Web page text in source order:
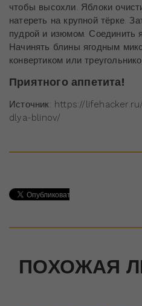
чтобы высохли. Яблоки
натереть на крупной тёрке.
пудрой и изюмом. Соединить
Начинять блины ягодным
конвертиком или
Приятного аппетита!
Источник: https://
dlya-blinov/
ПОХОЖАЯ